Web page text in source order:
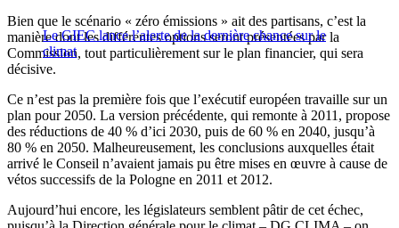
Le GIEC lance l’alerte de la dernière chance sur le
climat
Bien que le scénario « zéro émissions » ait des partisans, c’est la
manière dont les différentes options seront présentées par la
Commission, tout particulièrement sur le plan financier, qui sera
décisive.
Ce n’est pas la première fois que l’exécutif européen travaille sur un
plan pour 2050. La version précédente, qui remonte à 2011, propose
des réductions de 40 % d’ici 2030, puis de 60 % en 2040, jusqu’à
80 % en 2050. Malheureusement, les conclusions auxquelles était
arrivé le Conseil n’avaient jamais pu être mises en œuvre à cause de
vétos successifs de la Pologne en 2011 et 2012.
Aujourd’hui encore, les législateurs semblent pâtir de cet échec,